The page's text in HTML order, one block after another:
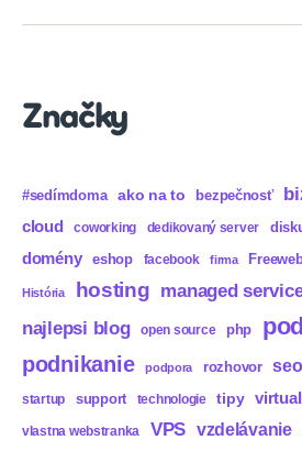
Značky
#sedímdoma ako na to bezpečnosť
cloud coworking dedikovaný server
domény eshop facebook firma
História hosting managed
najlepsi blog open source php
podnikanie podpora rozhovor seo
startup support technologie tipy
vlastna webstranka VPS vzdelávanie